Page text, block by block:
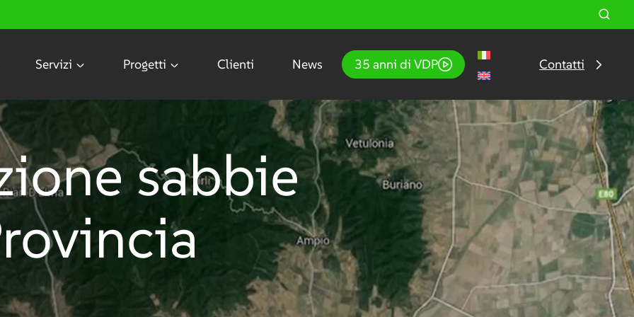
Servizi Progetti Clienti News 35 anni di VDP Contatti
sabbie